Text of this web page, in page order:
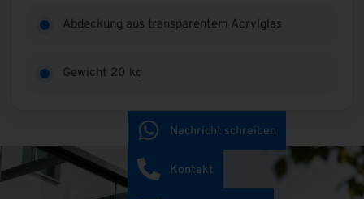
Abdeckung aus transparentem Acrylglas
Gewicht 20 kg
Nachricht schreiben
Kontakt